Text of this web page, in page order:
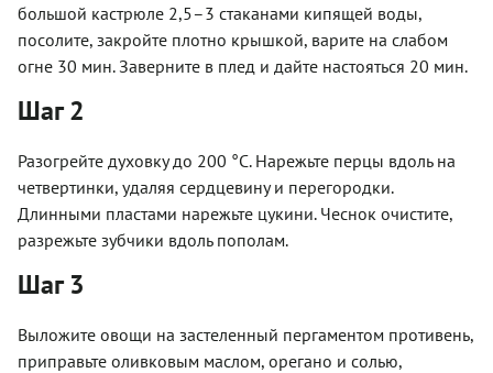
большой кастрюле 2,5–3 стаканами кипящей воды,
посолите, закройте плотно крышкой, варите на слабом
огне 30 мин. Заверните в плед и дайте настояться 20 мин.
Шаг 2
Разогрейте духовку до 200 °С. Нарежьте перцы вдоль на
четвертинки, удаляя сердцевину и перегородки.
Длинными пластами нарежьте цукини. Чеснок очистите,
разрежьте зубчики вдоль пополам.
Шаг 3
Выложите овощи на застеленный пергаментом противень,
приправьте оливковым маслом, орегано и солью,